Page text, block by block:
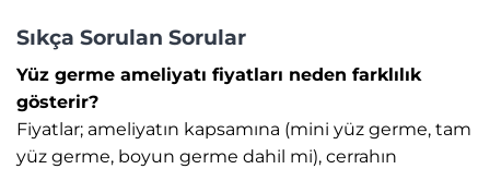
Sıkça Sorulan Sorular
Yüz germe ameliyatı fiyatları neden farklılık
gösterir?
Fiyatlar; ameliyatın kapsamına (mini yüz germe, tam
yüz germe, boyun germe dahil mi), cerrahın